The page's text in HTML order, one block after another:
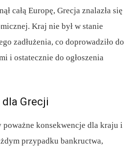
całą Europę, Grecja znalazła się
Kraj nie był w stanie
zadłużenia, co doprowadziło do
i ostatecznie do ogłoszenia
Grecji
konsekwencje dla kraju i
przypadku bankructwa,